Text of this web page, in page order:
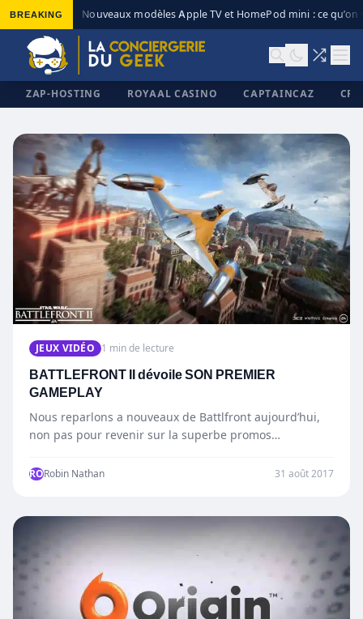
BREAKING Nouveaux modèles Apple TV et HomePod mini : ce qu’on
ZAP-HOSTING ROYAAL CASINO CAPTAINCAZ
JEUX VIDÉO 1 min de lecture
BATTLEFRONT II dévoile SON PREMIER
GAMEPLAY
Nous reparlons a nouveaux de Battlfront aujourd’hui,
non pas pour revenir sur la superbe promos
RORobin Nathan 31 août 2017